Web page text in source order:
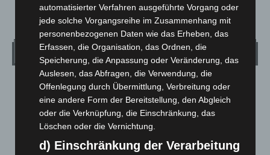
Wetter
LANGENHAGEN
Klarer Himmel
20.9°
20.5°
automatisierter Verfahren ausgeführte Vorgang oder
jede solche Vorgangsreihe im Zusammenhang mit
personenbezogenen Daten wie das Erheben, das
Erfassen, die Organisation, das Ordnen, die
Speicherung, die Anpassung oder Veränderung, das
Auslesen, das Abfragen, die Verwendung, die
Offenlegung durch Übermittlung, Verbreitung oder
eine andere Form der Bereitstellung, den Abgleich
oder die Verknüpfung, die Einschränkung, das
Löschen oder die Vernichtung.
d) Einschränkung der Verarbeitung